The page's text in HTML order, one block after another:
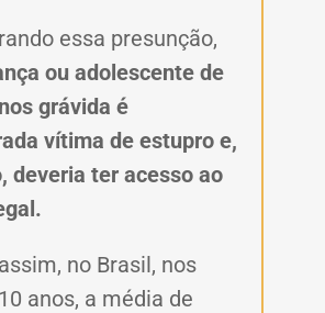
essa presunção,
ou adolescente de
grávida é
vítima de estupro e,
deveria ter acesso ao
no Brasil, nos
anos, a média de